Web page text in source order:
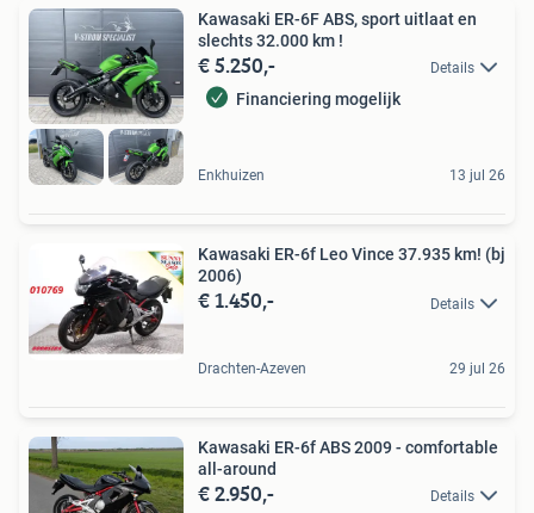
Kawasaki ER-6F ABS, sport uitlaat en
slechts 32.000 km !
€ 5.250,- Details
Financiering mogelijk
Enkhuizen 13 jul 26
Kawasaki ER-6f Leo Vince 37.935 km! (bj
2006)
€ 1.450,- Details
Drachten-Azeven 29 jul 26
Kawasaki ER-6f ABS 2009 - comfortable
all-around
€ 2.950,- Details